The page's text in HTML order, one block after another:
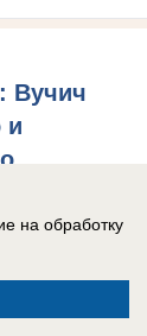
Вучич
и
от
на обработку